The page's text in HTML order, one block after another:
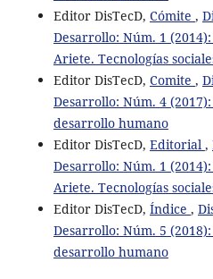
Editor DisTecD, Cómite ,
Desarrollo: Núm. 1
Ariete. Tecnologías
Editor DisTecD, Comite ,
Desarrollo: Núm. 4
desarrollo humano
Editor DisTecD, Editorial ,
Desarrollo: Núm. 1
Ariete. Tecnologías
Editor DisTecD, Índice ,
Desarrollo: Núm. 5
desarrollo humano